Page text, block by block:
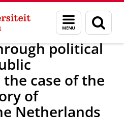
Menu
en
zoeken
Nieuwsberichten
political
case of the
of
Netherlands